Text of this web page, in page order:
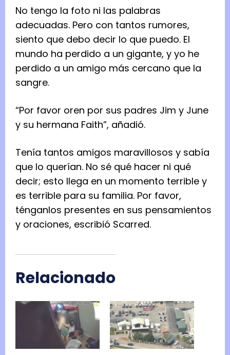
No tengo la foto ni las palabras
adecuadas. Pero con tantos rumores,
siento que debo decir lo que puedo. El
mundo ha perdido a un gigante, y yo he
perdido a un amigo más cercano que la
sangre.
“Por favor oren por sus padres Jim y June
y su hermana Faith”, añadió.
Tenía tantos amigos maravillosos y sabía
que lo querían. No sé qué hacer ni qué
decir; esto llega en un momento terrible y
es terrible para su familia. Por favor,
ténganlos presentes en sus pensamientos
y oraciones, escribió Scarred.
Relacionado